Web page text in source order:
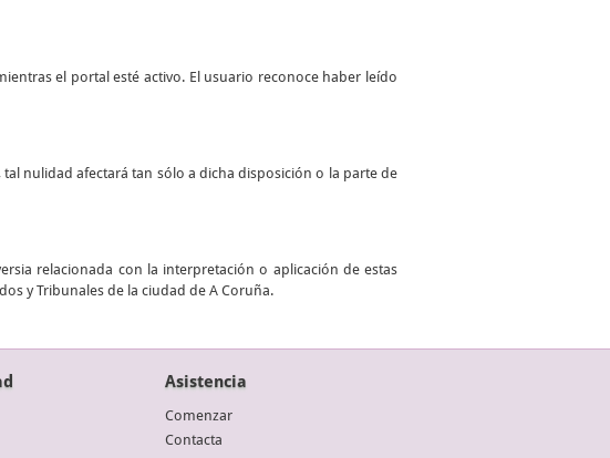
el portal esté activo. El usuario reconoce haber leído
nulidad afectará tan sólo a dicha disposición o la parte de
relacionada con la interpretación o aplicación de estas
y Tribunales de la ciudad de A Coruña.
Asistencia
Comenzar
Contacta